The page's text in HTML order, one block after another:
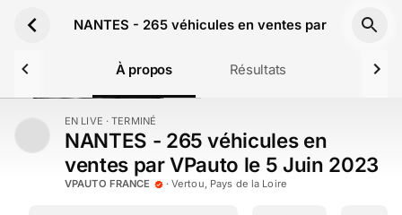
NANTES - 265 véhicules en ventes par VPauto le
À propos Résultats
EN LIVE · TERMINÉ
NANTES - 265 véhicules en
ventes par VPauto le 5 Juin 2023
VPAUTO FRANCE · Vertou, Pays de la Loire